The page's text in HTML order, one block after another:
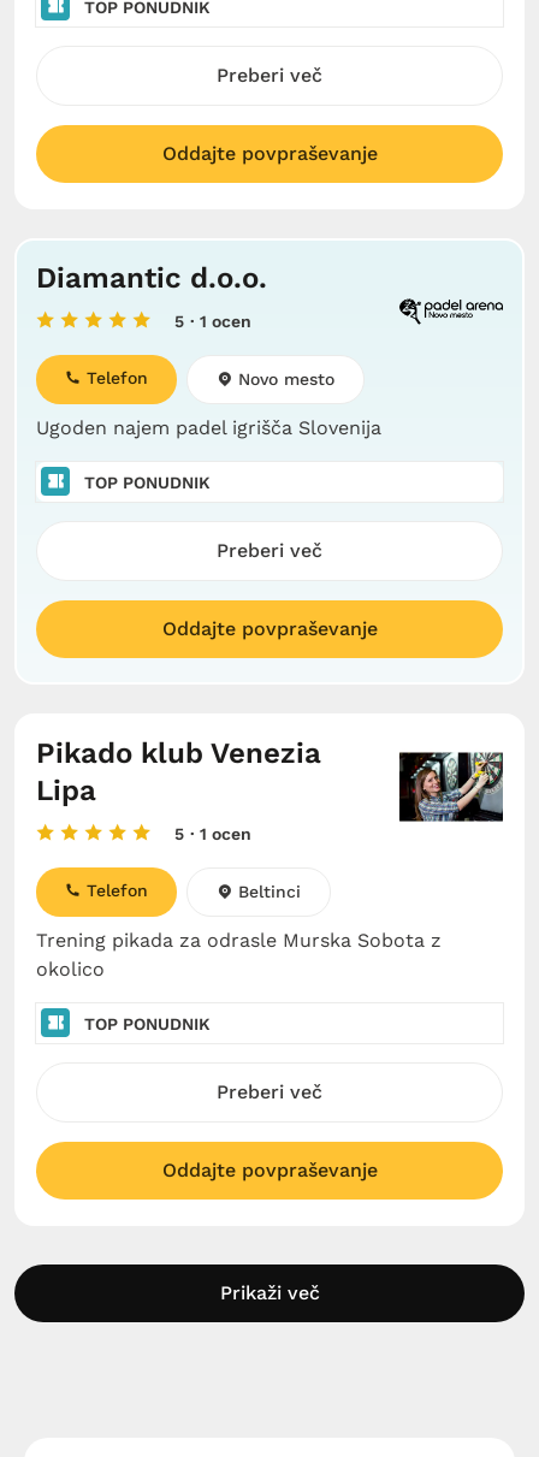
TOP PONUDNIK
Preberi več
Oddajte povpraševanje
Diamantic d.o.o.
5 · 1 ocen
Ugoden najem padel igrišča Slovenija
Telefon Novo mesto
TOP PONUDNIK
Preberi več
Oddajte povpraševanje
Pikado klub Venezia
Lipa
5 · 1 ocen
Trening pikada za odrasle Murska Sobota z
okolico
Telefon Beltinci
TOP PONUDNIK
Preberi več
Oddajte povpraševanje
Prikaži več